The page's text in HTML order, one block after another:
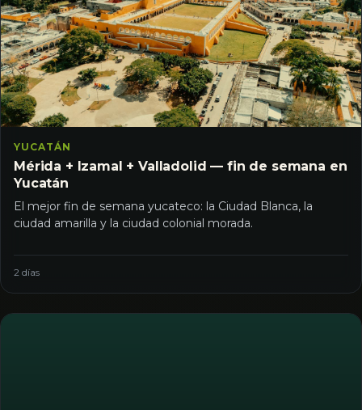
YUCATÁN
Mérida + Izamal + Valladolid — fin de semana en
Yucatán
El mejor fin de semana yucateco: la Ciudad Blanca, la
ciudad amarilla y la ciudad colonial morada.
2 días